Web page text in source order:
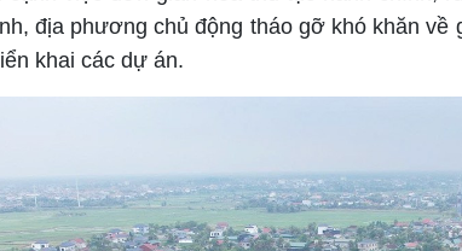
địa phương chủ động tháo gỡ khó khăn về
khai các dự án.